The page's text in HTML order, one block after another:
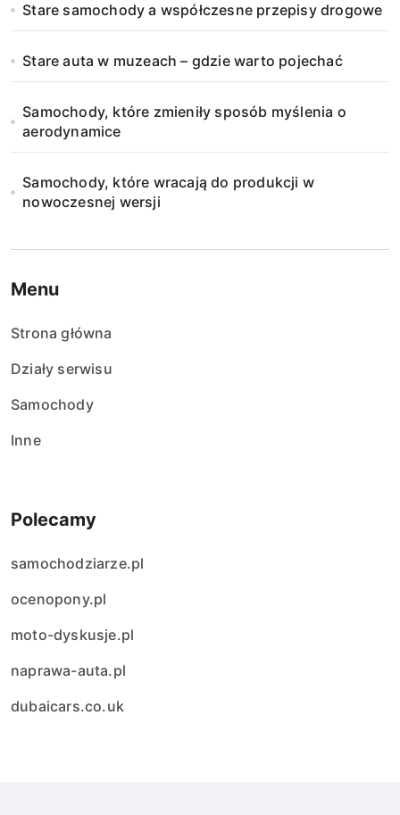
Stare samochody a współczesne przepisy drogowe
Stare auta w muzeach – gdzie warto pojechać
Samochody, które zmieniły sposób myślenia o
aerodynamice
Samochody, które wracają do produkcji w
nowoczesnej wersji
Menu
Strona główna
Działy serwisu
Samochody
Inne
Polecamy
samochodziarze.pl
ocenopony.pl
moto-dyskusje.pl
naprawa-auta.pl
dubaicars.co.uk